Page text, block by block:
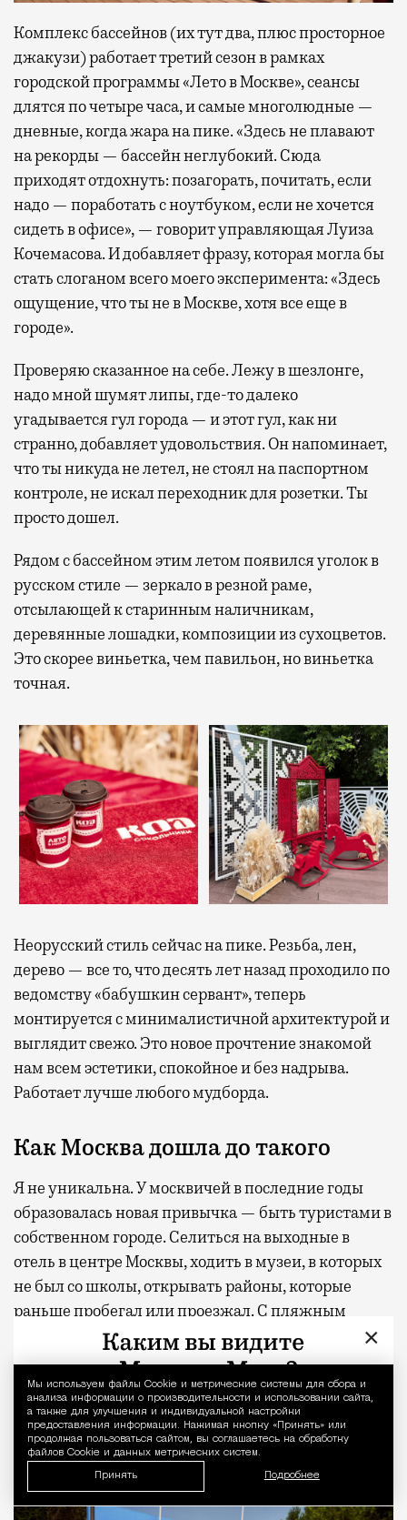
Уведомление
Мы используем файлы Сookie и метрические системы для сбора и
анализа информации о производительности и использовании сайта,
а также для улучшения и индивидуальной настройки
предоставления информации. Нажимая кнопку «Принять» или
продолжая пользоваться сайтом, вы соглашаетесь на обработку
файлов Cookie и данных метрических систем.
Принять Подробнее
Комплекс бассейнов (их тут два, плюс просторное
джакузи) работает третий сезон в рамках
городской программы «Лето в Москве», сеансы
длятся по четыре часа, и самые многолюдные —
дневные, когда жара на пике. «Здесь не плавают
на рекорды — бассейн неглубокий. Сюда
приходят отдохнуть: позагорать, почитать, если
надо — поработать с ноутбуком, если не хочется
сидеть в офисе», — говорит управляющая Луиза
Кочемасова. И добавляет фразу, которая могла бы
стать слоганом всего моего эксперимента: «Здесь
ощущение, что ты не в Москве, хотя все еще в
городе».
Проверяю сказанное на себе. Лежу в шезлонге,
надо мной шумят липы, где-то далеко
угадывается гул города — и этот гул, как ни
странно, добавляет удовольствия. Он напоминает,
что ты никуда не летел, не стоял на паспортном
контроле, не искал переходник для розетки. Ты
просто дошел.
Рядом с бассейном этим летом появился уголок в
русском стиле — зеркало в резной раме,
отсылающей к старинным наличникам,
деревянные лошадки, композиции из сухоцветов.
Это скорее виньетка, чем павильон, но виньетка
точная.
Неорусский стиль сейчас на пике. Резьба, лен,
дерево — все то, что десять лет назад проходило по
ведомству «бабушкин сервант», теперь
монтируется с минималистичной архитектурой и
выглядит свежо. Это новое прочтение знакомой
нам всем эстетики, спокойное и без надрыва.
Работает лучше любого мудборда.
Как Москва дошла до такого
Я не уникальна. У москвичей в последние годы
образовалась новая привычка — быть туристами в
собственном городе. Селиться на выходные в
отель в центре Москвы, ходить в музеи, в которых
не был со школы, открывать районы, которые
раньше пробегал или проезжал. С пляжным
форматом логика та же, просто следующий
уровень: если можно почувствовать себя туристом
в своем городе, почему нельзя почувствовать себя
отдыхающим, не покупая билет?
×